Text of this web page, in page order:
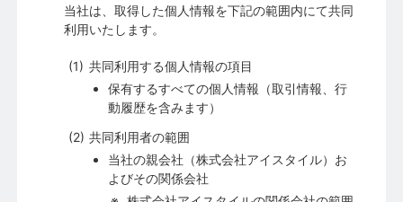
当社は、取得した個人情報を下記の範囲内にて共同
利用いたします。
共同利用する個人情報の項目
保有するすべての個人情報（取引情報、行
動履歴を含みます）
共同利用者の範囲
当社の親会社（株式会社アイスタイル）お
よびその関係会社